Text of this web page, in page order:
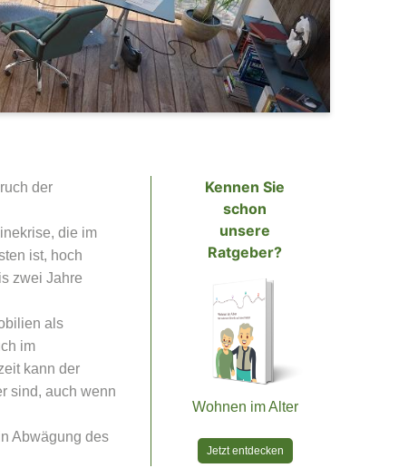
der
die im
ist, hoch
zwei Jahre
als
im
kann der
sind, auch wenn
Abwägung des
Kennen Sie
schon
unsere
Ratgeber?
Wohnen im Alter
Jetzt entdecken